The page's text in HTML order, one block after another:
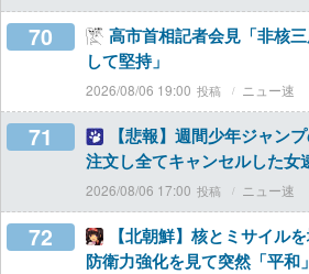
70
高市首相記者会見「非核
して堅持」
2026/08/06 19:00 ニュー速
71
【悲報】週間少年ジャン
注文し全てキャンセルした女
2026/08/06 17:00 ニュー速
72
【北朝鮮】核とミサイル
防衛力強化を見て突然「平和